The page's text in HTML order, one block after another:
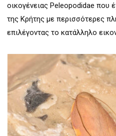
οικογένειας Peleopodidae που
της Κρήτης με περισσότερες
επιλέγοντας το κατάλληλο